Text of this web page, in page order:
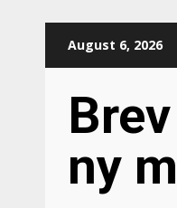
August 6, 2026
ny